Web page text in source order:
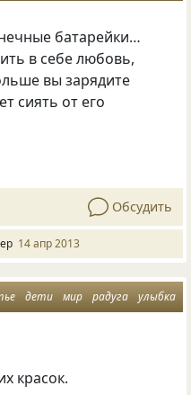
батарейки…
в себе любовь,
вы зарядите
сиять от его
Обсудить
14 апр 2013
дети мир радуга улыбка
красок.